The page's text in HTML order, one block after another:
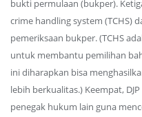
bukti permulaan (bukper).
crime handling system (TCHS)
pemeriksaan bukper. (TCHS
untuk membantu pemilihan
ini diharapkan bisa
lebih berkualitas.) Keempat,
penegak hukum lain guna